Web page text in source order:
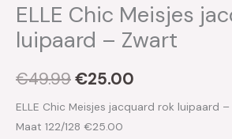
ELLE Chic Meisjes
luipaard – Zwart
€49.99€25.00
ELLE Chic Meisjes jacquard rok luipaard
Maat 122/128 €25.00